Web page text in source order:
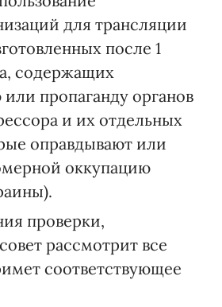
для трансляции
после 1
содержащих
пропаганду органов
и их отдельных
оправдывают или
оккупацию
проверки,
рассмотрит все
соответствующее